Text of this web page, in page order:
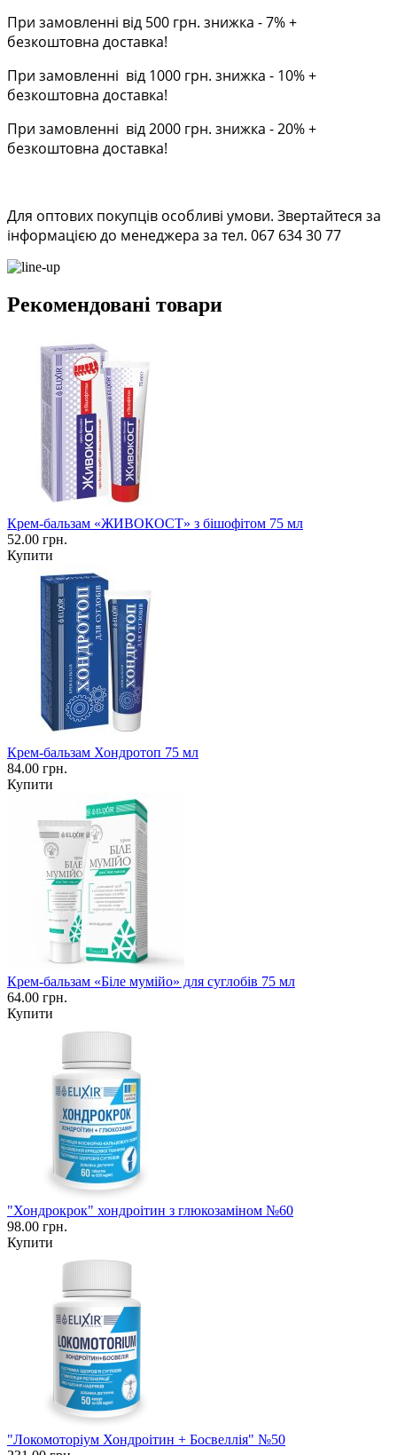
При замовленні від 500 грн. знижка - 7% +
безкоштовна доставка!
При замовленні від 1000 грн. знижка - 10% +
безкоштовна доставка!
При замовленні від 2000 грн. знижка - 20% +
безкоштовна доставка!
Для оптових покупців особливі умови. Звертайтеся за
інформацією до менеджера за тел. 067 634 30 77
Рекомендовані товари
Крем-бальзам «ЖИВОКОСТ» з бішофітом 75 мл
52.00 грн.
Купити
Крем-бальзам Хондротоп 75 мл
84.00 грн.
Купити
Крем-бальзам «Біле мумійо» для суглобів 75 мл
64.00 грн.
Купити
"Хондрокрок" хондроітин з глюкозаміном №60
98.00 грн.
Купити
"Локомоторіум Хондроітин + Босвеллія" №50